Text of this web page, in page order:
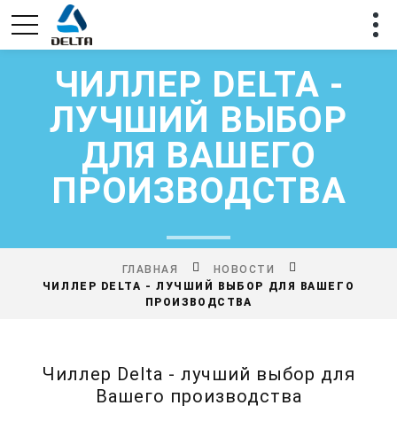
ЧИЛЛЕР DELTA -
ЛУЧШИЙ ВЫБОР
ДЛЯ ВАШЕГО
ПРОИЗВОДСТВА
ГЛАВНАЯ
НОВОСТИ
ЧИЛЛЕР DELTA - ЛУЧШИЙ ВЫБОР ДЛЯ ВАШЕГО
ПРОИЗВОДСТВА
Чиллер Delta - лучший выбор для
Вашего производства